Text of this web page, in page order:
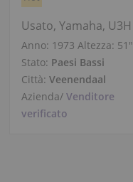
Usato, Yamaha, U3H
Anno: 1973 Altezza: 51″
Stato: Paesi Bassi
Città: Veenendaal
Azienda/ Venditore
verificato